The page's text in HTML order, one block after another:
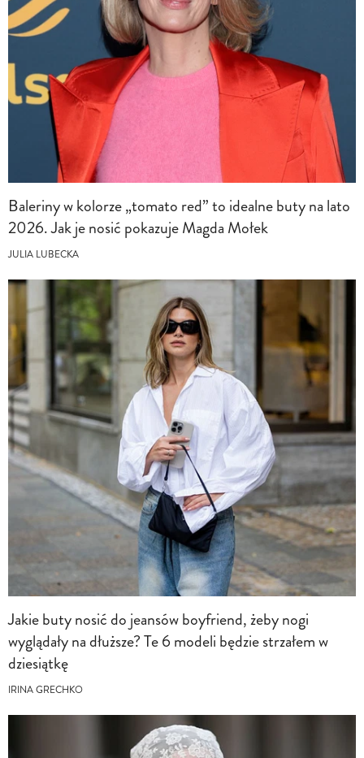
Baleriny w kolorze „tomato red” to idealne buty na lato
2026. Jak je nosić pokazuje Magda Mołek
JULIA LUBECKA
Jakie buty nosić do jeansów boyfriend, żeby nogi
wyglądały na dłuższe? Te 6 modeli będzie strzałem w
dziesiątkę
IRINA GRECHKO